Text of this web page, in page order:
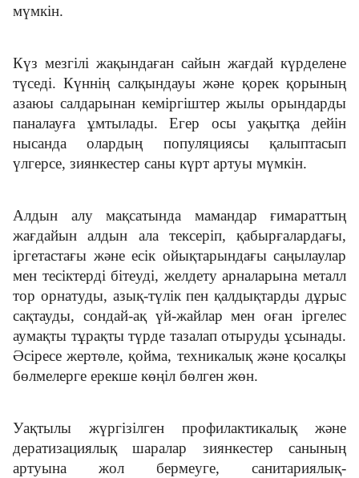
мүмкін.
Күз мезгілі жақындаған сайын жағдай күрделене
түседі. Күннің салқындауы және қорек қорының
азаюы салдарынан кеміргіштер жылы орындарды
паналауға ұмтылады. Егер осы уақытқа дейін
нысанда олардың популяциясы қалыптасып
үлгерсе, зиянкестер саны күрт артуы мүмкін.
Алдын алу мақсатында мамандар ғимараттың
жағдайын алдын ала тексеріп, қабырғалардағы,
іргетастағы және есік ойықтарындағы саңылаулар
мен тесіктерді бітеуді, желдету арналарына металл
тор орнатуды, азық-түлік пен қалдықтарды дұрыс
сақтауды, сондай-ақ үй-жайлар мен оған іргелес
аумақты тұрақты түрде тазалап отыруды ұсынады.
Әсіресе жертөле, қойма, техникалық және қосалқы
бөлмелерге ерекше көңіл бөлген жөн.
Уақтылы жүргізілген профилактикалық және
дератизациялық шаралар зиянкестер санының
артуына жол бермеуге, санитариялық-